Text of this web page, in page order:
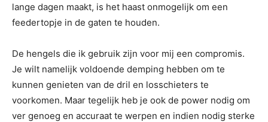
lange dagen maakt, is het haast onmogelijk om een
feedertopje in de gaten te houden.
De hengels die ik gebruik zijn voor mij een compromis.
Je wilt namelijk voldoende demping hebben om te
kunnen genieten van de dril en losschieters te
voorkomen. Maar tegelijk heb je ook de power nodig om
ver genoeg en accuraat te werpen en indien nodig sterke